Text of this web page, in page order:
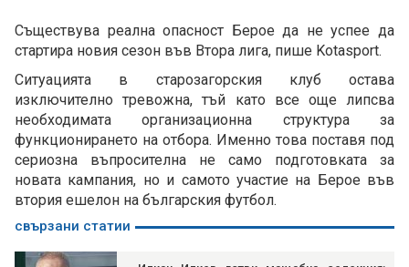
Съществува реална опасност Берое да не успее да
стартира новия сезон във Втора лига, пише Kotasport.
Ситуацията в старозагорския клуб остава
изключително тревожна, тъй като все още липсва
необходимата организационна структура за
функционирането на отбора. Именно това поставя под
сериозна въпросителна не само подготовката за
новата кампания, но и самото участие на Берое във
втория ешелон на българския футбол.
свързани статии